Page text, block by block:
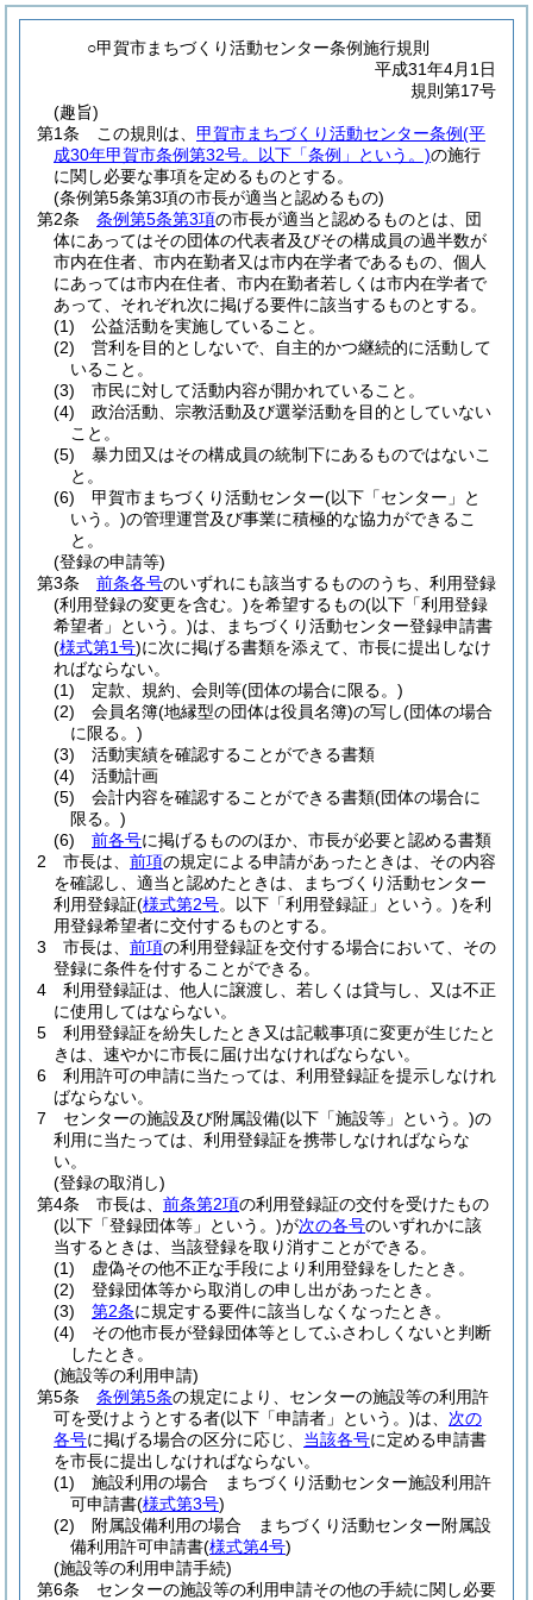
○甲賀市まちづくり活動センター条例施行規則
平成31年4月1日
規則第17号
(趣旨)
第1条
この規則は、 甲賀市まちづくり活動センター条例(平
成30年甲賀市条例第32号。以下「条例」という。)の施行
に関し必要な事項を定めるものとする。
(条例第5条第3項の市長が適当と認めるもの)
第2条
条例第5条第3項の市長が適当と認めるものとは、団
体にあってはその団体の代表者及びその構成員の過半数が
市内在住者、市内在勤者又は市内在学者であるもの、個人
にあっては市内在住者、市内在勤者若しくは市内在学者で
あって、それぞれ次に掲げる要件に該当するものとする。
(1)
公益活動を実施していること。
(2)
営利を目的としないで、自主的かつ継続的に活動して
いること。
(3)
市民に対して活動内容が開かれていること。
(4)
政治活動、宗教活動及び選挙活動を目的としていない
こと。
(5)
暴力団又はその構成員の統制下にあるものではないこ
と。
(6)
甲賀市まちづくり活動センター(以下「センター」と
いう。)の管理運営及び事業に積極的な協力ができるこ
と。
(登録の申請等)
第3条
前条各号のいずれにも該当するもののうち、利用登録
(利用登録の変更を含む。)を希望するもの(以下「利用登録
希望者」という。)は、まちづくり活動センター登録申請書
(様式第1号)に次に掲げる書類を添えて、市長に提出しなけ
ればならない。
(1)
定款、規約、会則等(団体の場合に限る。)
(2)
会員名簿(地縁型の団体は役員名簿)の写し(団体の場合
に限る。)
(3)
活動実績を確認することができる書類
(4)
活動計画
(5)
会計内容を確認することができる書類(団体の場合に
限る。)
(6)
前各号に掲げるもののほか、市長が必要と認める書類
2
市長は、 前項の規定による申請があったときは、その内容
を確認し、適当と認めたときは、まちづくり活動センター
利用登録証(様式第2号。以下「利用登録証」という。)を利
用登録希望者に交付するものとする。
3
市長は、 前項の利用登録証を交付する場合において、その
登録に条件を付することができる。
4
利用登録証は、他人に譲渡し、若しくは貸与し、又は不正
に使用してはならない。
5
利用登録証を紛失したとき又は記載事項に変更が生じたと
きは、速やかに市長に届け出なければならない。
6
利用許可の申請に当たっては、利用登録証を提示しなけれ
ばならない。
7
センターの施設及び附属設備(以下「施設等」という。)の
利用に当たっては、利用登録証を携帯しなければならな
い。
(登録の取消し)
第4条
市長は、 前条第2項の利用登録証の交付を受けたもの
(以下「登録団体等」という。)が次の各号のいずれかに該
当するときは、当該登録を取り消すことができる。
(1)
虚偽その他不正な手段により利用登録をしたとき。
(2)
登録団体等から取消しの申し出があったとき。
(3)
第2条に規定する要件に該当しなくなったとき。
(4)
その他市長が登録団体等としてふさわしくないと判断
したとき。
(施設等の利用申請)
第5条
条例第5条の規定により、センターの施設等の利用許
可を受けようとする者(以下「申請者」という。)は、 次の
各号に掲げる場合の区分に応じ、 当該各号に定める申請書
を市長に提出しなければならない。
(1)
施設利用の場合 まちづくり活動センター施設利用許
可申請書(様式第3号)
(2)
附属設備利用の場合 まちづくり活動センター附属設
備利用許可申請書(様式第4号)
(施設等の利用申請手続)
第6条
センターの施設等の利用申請その他の手続に関し必要